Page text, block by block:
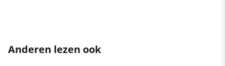
Anderen lezen ook